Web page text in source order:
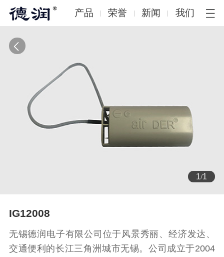
产品 荣誉 新闻 我们
1/1
IG12008
无锡德润电子有限公司位于风景秀丽、经济发达、
交通便利的长江三角洲城市无锡。公司成立于2004